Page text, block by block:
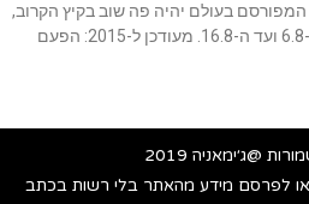
המפורסם בעולם יהיה פה שוב בקיץ הקרוב,
בינתיים לעשר הופעות, החל מה-6.8 ועד ה-16.8. מעודכן ל-2015: הפעם
@ג׳ימאניה 2019
לפרסם מידע מהאתר בלי רשות בכתב